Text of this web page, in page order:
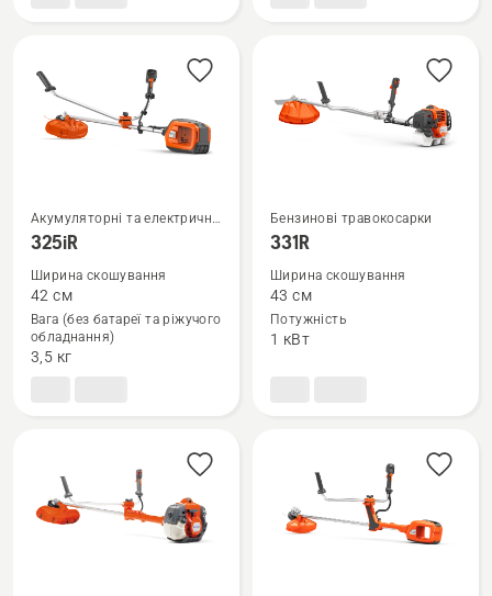
Переглянути
деталей
про
325iR
Акумуляторні та електричні
травокосарки
325iR
Ширина скошування
42 см
Вага (без батареї та ріжучого
обладнання)
3,5 кг
Переглянути
деталей
про
331R
Бензинові травокосарки
331R
Ширина скошування
43 см
Потужність
1 кВт